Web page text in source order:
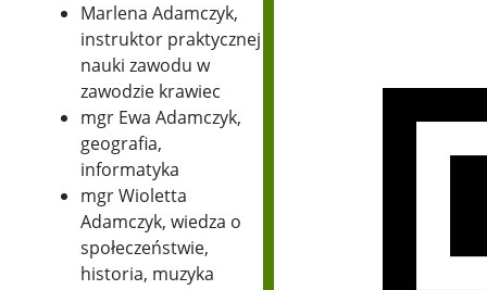
Marlena Adamczyk,
instruktor praktycznej
nauki zawodu w
zawodzie krawiec
mgr Ewa Adamczyk,
geografia,
informatyka
mgr Wioletta
Adamczyk, wiedza o
społeczeństwie,
historia, muzyka